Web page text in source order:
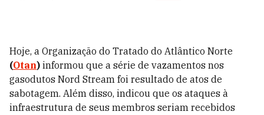
Hoje, a Organização do Tratado do Atlântico Norte
(Otan) informou que a série de vazamentos nos
gasodutos Nord Stream foi resultado de atos de
sabotagem. Além disso, indicou que os ataques à
infraestrutura de seus membros seriam recebidos